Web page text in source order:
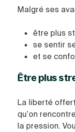
Malgré ses
être plus
se sentir
et se
Être plus
La liberté
qu’on
la pression.